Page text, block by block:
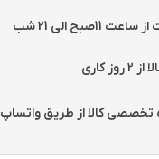
الی 21 شب
کاری
تخصصی کالا از طریق واتساپ